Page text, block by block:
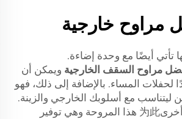
مراوح خارجية
تأتي أيضًا مع وحدة إضاءة.
مراوح السقف الخارجية ويمكن أن
لحفلات المساء. بالإضافة إلى ذلك، فهو
ليتناسب مع أسلوبك الخارجي والزينة.
هناك خاصية رائعة أخرى为此 هذا المروحة وهي توفير